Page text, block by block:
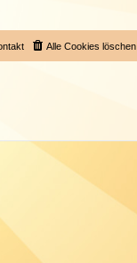
Alle Cookies löschen